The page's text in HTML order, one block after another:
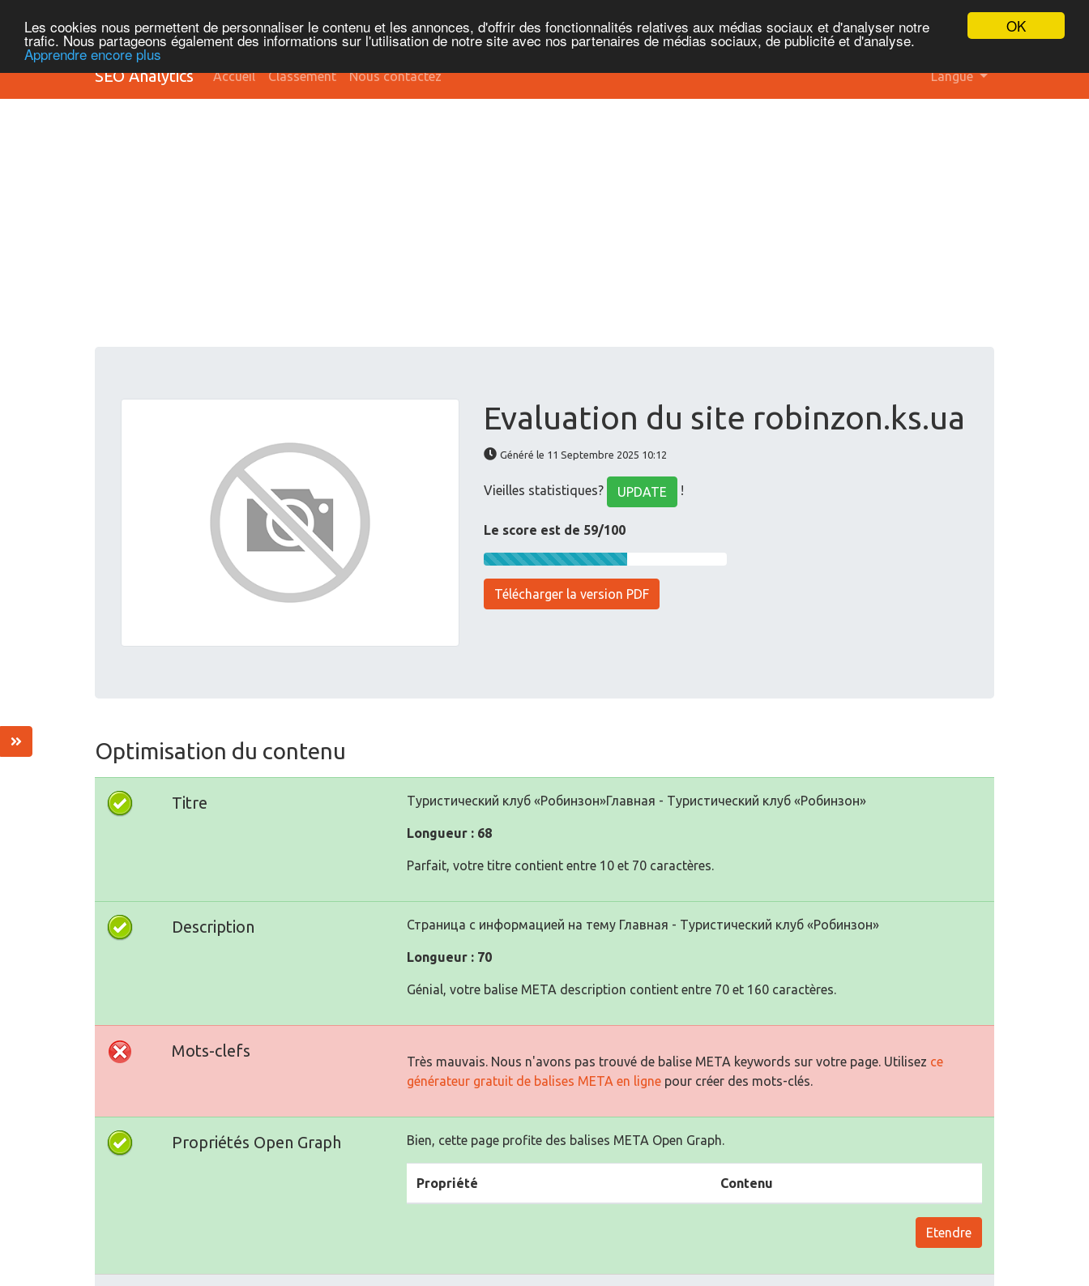
OK
Les cookies nous permettent de personnaliser le contenu et les annonces, d'offrir des fonctionnalités relatives aux médias sociaux et d'analyser notre
trafic. Nous partageons également des informations sur l'utilisation de notre site avec nos partenaires de médias sociaux, de publicité et d'analyse.
Apprendre encore plus
SEO Analytics Accueil Classement Nous contactez Langue
Evaluation du site robinzon.ks.ua
Généré le 11 Septembre 2025 10:12
Vieilles statistiques? UPDATE !
Le score est de 59/100
Télécharger la version PDF
Optimisation du contenu
Titre Туристический клуб «Робинзон»Главная - Туристический клуб «Робинзон»
Longueur : 68
Parfait, votre titre contient entre 10 et 70 caractères.
Description Страница с информацией на тему Главная - Туристический клуб «Робинзон»
Longueur : 70
Génial, votre balise META description contient entre 70 et 160 caractères.
Mots-clefs
Très mauvais. Nous n'avons pas trouvé de balise META keywords sur votre page. Utilisez ce
générateur gratuit de balises META en ligne pour créer des mots-clés.
Propriétés Open Graph Bien, cette page profite des balises META Open Graph.
Propriété Contenu
Etendre